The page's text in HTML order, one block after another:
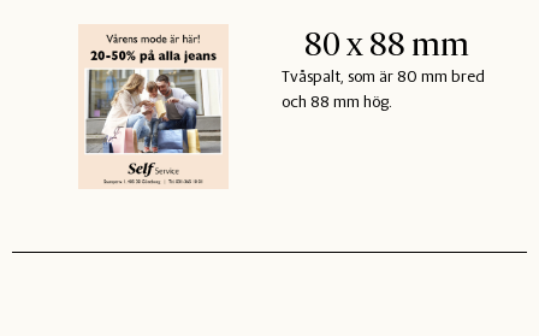
80 x 88 mm
Tvåspalt, som är 80 mm bred
och 88 mm hög.